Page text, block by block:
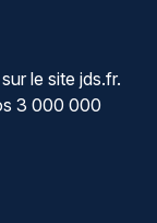
le site jds.fr.
3 000 000